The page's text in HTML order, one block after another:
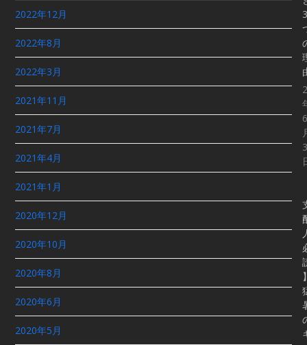
2022年12月
2022年8月
2022年3月
2021年11月
2021年7月
2021年4月
2021年1月
2020年12月
2020年10月
2020年8月
2020年6月
2020年5月
3
6